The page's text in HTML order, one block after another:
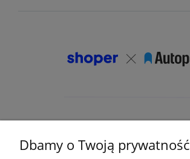
Dbamy o Twoją prywatność